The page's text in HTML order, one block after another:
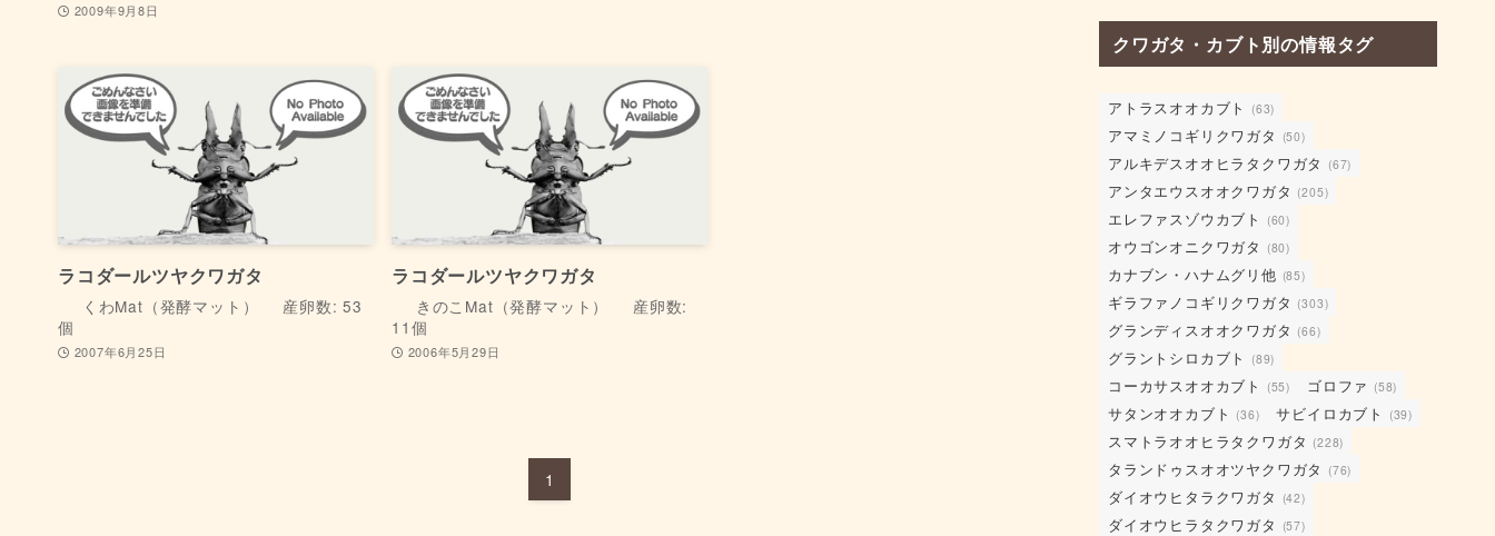
2009年9月8日
ラコダールツヤクワガタ
くわMat（発酵マット）
産卵数: 53
個
2007年6月25日
ラコダールツヤクワガタ
きのこMat（発酵マット）
産卵数:
11個
2006年5月29日
1
記
カ
テ
リ
ー
クワガタ・カブト別の情報タグ
アトラスオオカブト (63)
アマミノコギリクワガタ (50)
アルキデスオオヒラタクワガタ (67)
アンタエウスオオクワガタ (205)
エレファスゾウカブト (60)
オウゴンオニクワガタ (80)
カナブン・ハナムグリ他 (85)
ギラファノコギリクワガタ (303)
グランディスオオクワガタ (66)
グラントシロカブト (89)
コーカサスオオカブト (55) ゴロファ (58)
サタンオオカブト (36) サビイロカブト (39)
スマトラオオヒラタクワガタ (228)
タランドゥスオオツヤクワガタ (76)
ダイオウヒタラクワガタ (42)
ダイオウヒラタクワガタ (57)